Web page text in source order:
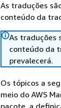
As traduções
conteúdo da
As traduções
conteúdo da
prevalecerá.
Os tópicos a
meio do AWS
pacote, a